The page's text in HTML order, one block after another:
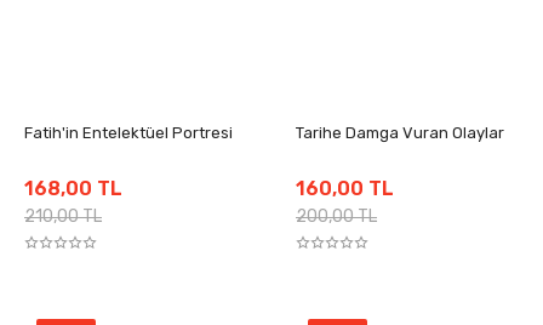
Fatih'in Entelektüel Portresi
168,00 TL
210,00 TL
Tarihe Damga Vuran Olaylar
160,00 TL
200,00 TL